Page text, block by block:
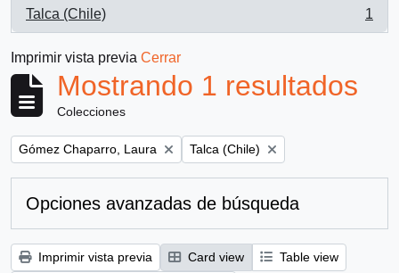
Talca (Chile)
, 1 resultados
1
Imprimir vista previa Cerrar
Mostrando 1 resultados
Colecciones
Remove filter:
Gómez Chaparro, Laura Remove filter:
Talca (Chile)
Opciones avanzadas de búsqueda
Imprimir vista previa Card view
Table view